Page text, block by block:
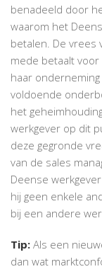
benadeeld door
waarom het
betalen. De vrees
mede betaalt
haar
voldoende
het
werkgever op dit
deze gegronde
van de sales
Deense
hij geen enkele
bij een andere
Tip: Als een
dan wat